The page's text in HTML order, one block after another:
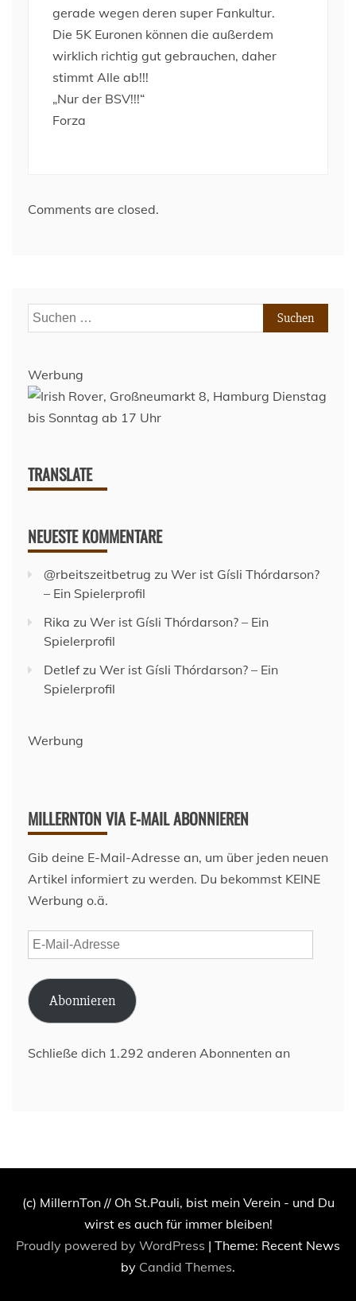
gerade wegen deren super Fankultur.
Die 5K Euronen können die außerdem
wirklich richtig gut gebrauchen, daher
stimmt Alle ab!!!
„Nur der BSV!!!“
Forza
Comments are closed.
Suchen
nach:
Werbung
TRANSLATE
NEUESTE KOMMENTARE
@rbeitszeitbetrug zu Wer ist Gísli Thórdarson?
– Ein Spielerprofil
Rika zu Wer ist Gísli Thórdarson? – Ein
Spielerprofil
Detlefzu Wer ist Gísli Thórdarson? – Ein
Spielerprofil
Werbung
MILLERNTON VIA E-MAIL ABONNIEREN
Gib deine E-Mail-Adresse an, um über jeden neuen
Artikel informiert zu werden. Du bekommst KEINE
Werbung o.ä.
E-
Mail-
Adresse
Abonnieren
Schließe dich 1.292 anderen Abonnenten an
(c) MillernTon // Oh St.Pauli, bist mein Verein - und Du
wirst es auch für immer bleiben!
Proudly powered by WordPress | Theme: Recent News
by Candid Themes.